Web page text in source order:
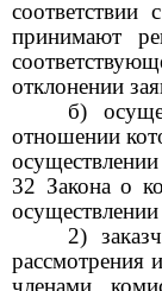
принимают
отклонении
б)
отношении
32 Закона о
2)
рассмотрения
членами